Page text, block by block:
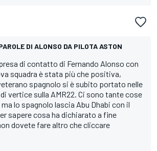
DI ALONSO DA PILOTA ASTON
di contatto di Fernando Alonso con
squadra è stata più che positiva,
spagnolo si è subito portato nelle
vertice sulla AMR22. Ci sono tante cose
lo spagnolo lascia Abu Dhabi con il
sapere cosa ha dichiarato a fine
dovete fare altro che cliccare